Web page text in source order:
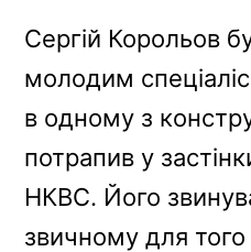
Сергій Корольов
молодим
в одному з
потрапив у
НКВС. Його
звичному для того